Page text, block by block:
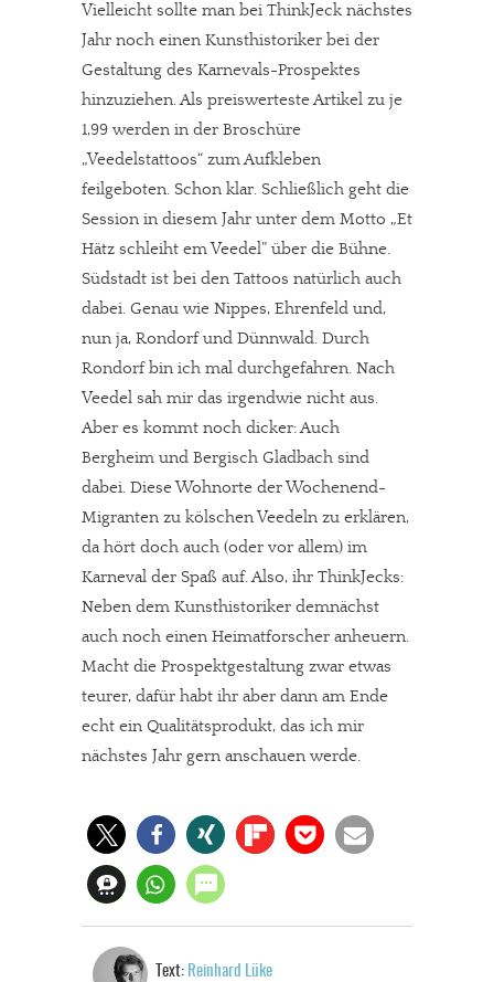
In eigener Sache
meinesuedstadt.de finanziert sich durch Partnerprofile und
Werbung. Beide Einnahmequellen sind in den letzten Monaten
stark zurückgegangen.
Solltest Du unsere unabhängige Berichterstattung schätzen,
kannst Du uns mit einer kleinen Spende unterstützen.
Vielleicht sollte man bei ThinkJeck nächstes
Jahr noch einen Kunsthistoriker bei der
Gestaltung des Karnevals-Prospektes
hinzuziehen. Als preiswerteste Artikel zu je
1,99 werden in der Broschüre
„Veedelstattoos“ zum Aufkleben
feilgeboten. Schon klar. Schließlich geht die
Session in diesem Jahr unter dem Motto „Et
Hätz schleiht em Veedel” über die Bühne.
Südstadt ist bei den Tattoos natürlich auch
dabei. Genau wie Nippes, Ehrenfeld und,
nun ja, Rondorf und Dünnwald. Durch
Rondorf bin ich mal durchgefahren. Nach
Veedel sah mir das irgendwie nicht aus.
Aber es kommt noch dicker: Auch
Bergheim und Bergisch Gladbach sind
dabei. Diese Wohnorte der Wochenend-
Migranten zu kölschen Veedeln zu erklären,
da hört doch auch (oder vor allem) im
Karneval der Spaß auf. Also, ihr ThinkJecks:
Neben dem Kunsthistoriker demnächst
auch noch einen Heimatforscher anheuern.
Macht die Prospektgestaltung zwar etwas
teurer, dafür habt ihr aber dann am Ende
echt ein Qualitätsprodukt, das ich mir
nächstes Jahr gern anschauen werde.
Text: Reinhard Lüke